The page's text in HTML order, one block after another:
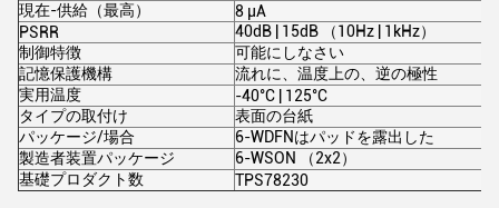
現在-供給（最高）
8 µA
PSRR
40dB | 15dB （10Hz | 1kHz）
制御特徴
可能にしなさい
記憶保護機構
流れに、温度上の、逆の極性
実用温度
-40°C | 125°C
タイプの取付け
表面の台紙
パッケージ/場合
6-WDFNはパッドを露出した
製造者装置パッケージ
6-WSON （2x2）
基礎プロダクト数
TPS78230